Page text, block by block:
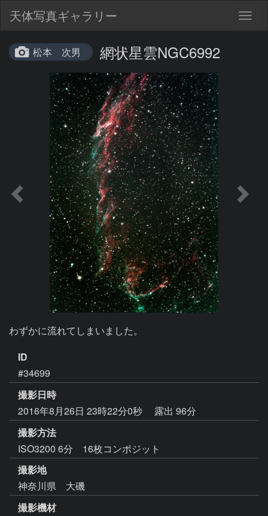
天体写真ギャラリー
松本 次男 網状星雲NGC6992
わずかに流れてしまいました。
ID
#34699
撮影日時
2016年8月26日 23時22分0秒
露出 96分
撮影方法
ISO3200 6分 16枚コンポジット
撮影地
神奈川県 大磯
撮影機材